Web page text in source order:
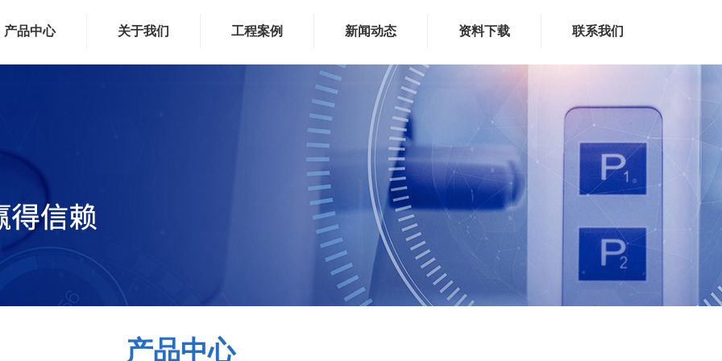
产品中心 关于我们 工程案例 新闻动态 资料下载 联系我们
产品中心